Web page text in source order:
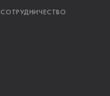
СОТРУДНИЧЕСТВО